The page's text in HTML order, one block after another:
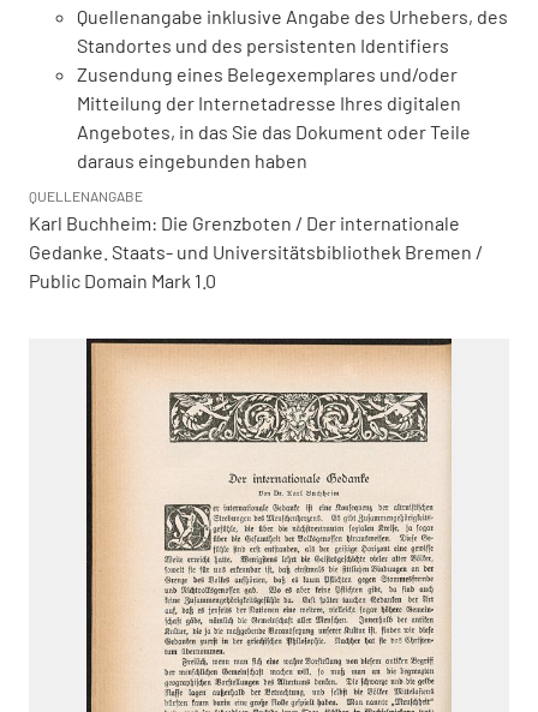
Quellenangabe inklusive Angabe des Urhebers, des
Standortes und des persistenten Identifiers
Zusendung eines Belegexemplares und/oder
Mitteilung der Internetadresse Ihres digitalen
Angebotes, in das Sie das Dokument oder Teile
daraus eingebunden haben
QUELLENANGABE
Karl Buchheim: Die Grenzboten / Der internationale
Gedanke. Staats- und Universitätsbibliothek Bremen /
Public Domain Mark 1.0